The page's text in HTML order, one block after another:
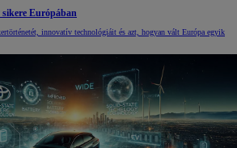
sikere Európában
innovatív technológiáit és azt, hogyan vált Európa egyik